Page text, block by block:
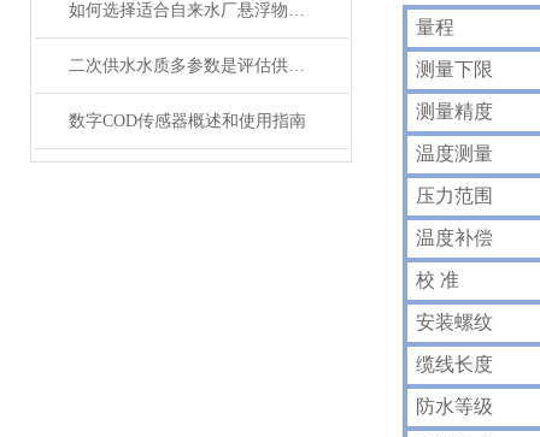
如何选择适合自来水厂悬浮物在线监测仪？
二次供水水质多参数是评估供水安全的关键指标
数字COD传感器概述和使用指南
量程
测量下限
测量精度
温度测量
压力范围
温度补偿
校 准
安装螺纹
缆线长度
防水等级